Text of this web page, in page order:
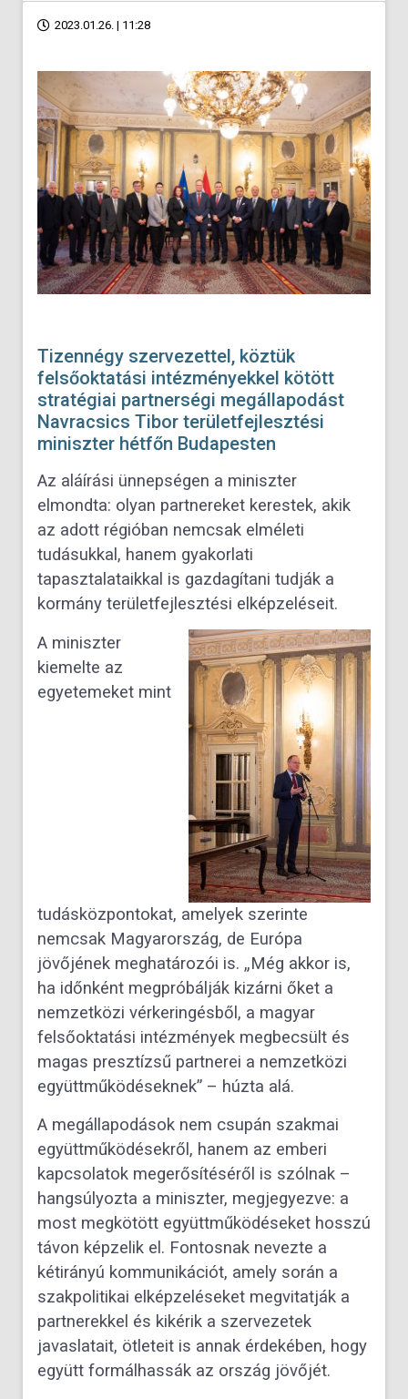
2023.01.26. | 11:28
Tizennégy szervezettel, köztük
felsőoktatási intézményekkel kötött
stratégiai partnerségi megállapodást
Navracsics Tibor területfejlesztési
miniszter hétfőn Budapesten
Az aláírási ünnepségen a miniszter
elmondta: olyan partnereket kerestek, akik
az adott régióban nemcsak elméleti
tudásukkal, hanem gyakorlati
tapasztalataikkal is gazdagítani tudják a
kormány területfejlesztési elképzeléseit.
A miniszter
kiemelte az
egyetemeket mint
tudásközpontokat, amelyek szerinte
nemcsak Magyarország, de Európa
jövőjének meghatározói is. „Még akkor is,
ha időnként megpróbálják kizárni őket a
nemzetközi vérkeringésből, a magyar
felsőoktatási intézmények megbecsült és
magas presztízsű partnerei a nemzetközi
együttműködéseknek” – húzta alá.
A megállapodások nem csupán szakmai
együttműködésekről, hanem az emberi
kapcsolatok megerősítéséről is szólnak –
hangsúlyozta a miniszter, megjegyezve: a
most megkötött együttműködéseket hosszú
távon képzelik el. Fontosnak nevezte a
kétirányú kommunikációt, amely során a
szakpolitikai elképzeléseket megvitatják a
partnerekkel és kikérik a szervezetek
javaslatait, ötleteit is annak érdekében, hogy
együtt formálhassák az ország jövőjét.